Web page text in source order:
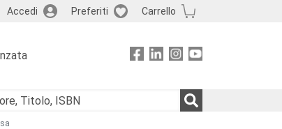
Accedi Preferiti Carrello